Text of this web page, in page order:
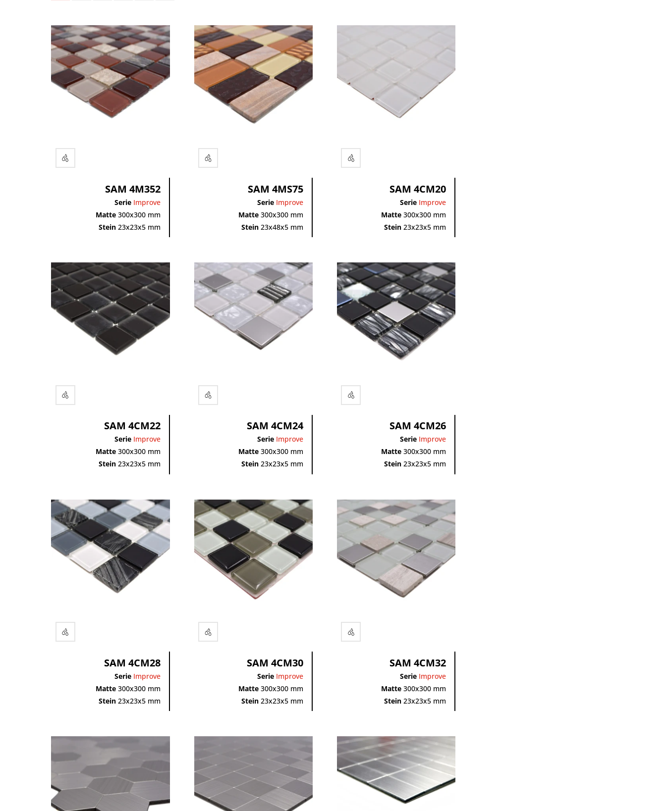
Farben
beige
blau
bunt / mehrfarbig / mix
gold
grau
SAM 4M352
Serie Improve
Matte300x300 mm
Stein23x23x5 mm
SAM 4MS75
Serie Improve
Matte300x300 mm
Stein23x48x5 mm
SAM 4CM20
Serie Improve
Matte 300x300 mm
Stein 23x23x5 mm
SAM 4CM22
Serie Improve
Matte300x300 mm
Stein23x23x5 mm
SAM 4CM24
Serie Improve
Matte300x300 mm
Stein23x23x5 mm
SAM 4CM26
Serie Improve
Matte 300x300 mm
Stein 23x23x5 mm
SAM 4CM28
Serie Improve
Matte300x300 mm
Stein23x23x5 mm
SAM 4CM30
Serie Improve
Matte300x300 mm
Stein23x23x5 mm
SAM 4CM32
Serie Improve
Matte 300x300 mm
Stein 23x23x5 mm